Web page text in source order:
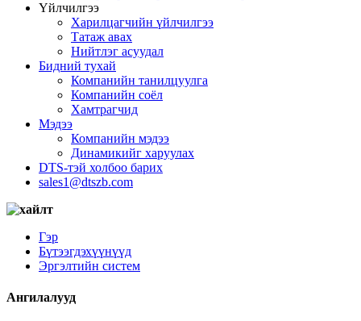
Үйлчилгээ
Харилцагчийн үйлчилгээ
Татаж авах
Нийтлэг асуудал
Бидний тухай
Компанийн танилцуулга
Компанийн соёл
Хамтрагчид
Мэдээ
Компанийн мэдээ
Динамикийг харуулах
DTS-тэй холбоо барих
sales1@dtszb.com
Гэр
Бүтээгдэхүүнүүд
Эргэлтийн систем
Ангилалууд